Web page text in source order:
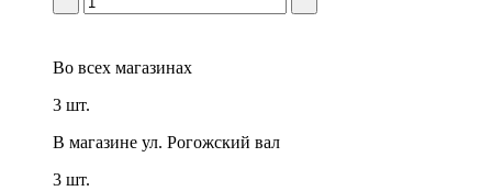
Во всех магазинах
3 шт.
В магазине ул. Рогожский вал
3 шт.